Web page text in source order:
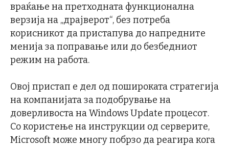
враќање на претходната функционална
верзија на „драјверот“, без потреба
корисникот да пристапува до напредните
менија за поправање или до безбедниот
режим на работа.
Овој пристап е дел од пошироката стратегија
на компанијата за подобрување на
доверливоста на Windows Update процесот.
Со користење на инструкции од серверите,
Microsoft може многу побрзо да реагира кога